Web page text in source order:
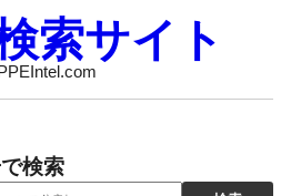
索サイト
検索